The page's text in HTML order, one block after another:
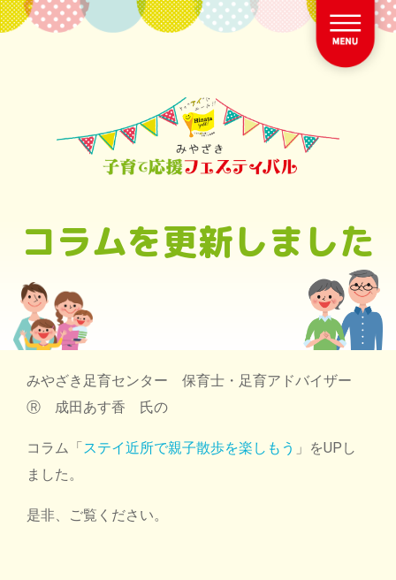
コラムを更新しました
みやざき足育センター 保育士・足育アドバイザー
Ⓡ 成田あす香 氏の
コラム「ステイ近所で親子散歩を楽しもう 」をUPし
ました。
是非、ご覧ください。